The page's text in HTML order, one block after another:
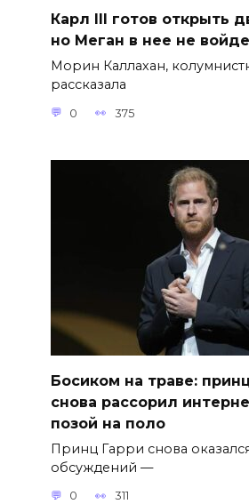
Карл III готов открыть
но Меган в нее не
Морин Каллахан,
рассказала
0 375
Босиком на траве:
снова рассорил
позой на поло
Принц Гарри снова
обсуждений —
0 311